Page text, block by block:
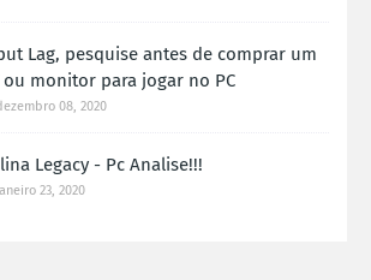
Lag, pesquise antes de comprar um
ou monitor para jogar no PC
08, 2020
Legacy - Pc Analise!!!
23, 2020